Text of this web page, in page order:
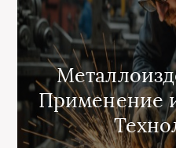
Применение